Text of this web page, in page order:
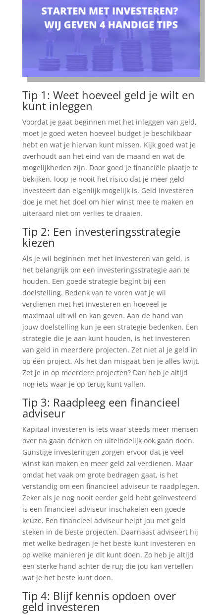
Tip 1: Weet hoeveel geld je wilt en
kunt inleggen
Voordat je gaat beginnen met het inleggen van geld,
moet je goed weten hoeveel budget je beschikbaar
hebt en wat je hiervan kunt missen. Kijk goed wat je
overhoudt aan het eind van de maand en wat de
mogelijkheden zijn. Door goed je financiële plaatje te
bekijken, loop je nooit het risico dat je meer geld
investeert dan eigenlijk mogelijk is. Geld investeren
doe je met het doel om hier winst mee te maken en
uiteraard niet om verlies te draaien.
Tip 2: Een investeringsstrategie
kiezen
Als je wil beginnen met het investeren van geld, is
het belangrijk om een investeringsstrategie aan te
houden. Een goede strategie begint bij een
doelstelling. Bedenk van te voren wat je wil
verdienen met het investeren en hoeveel je
maximaal uit wil en kan geven. Aan de hand van
jouw doelstelling kun je een strategie bedenken. Een
strategie die je aan kunt houden, is het investeren
van geld in meerdere projecten. Zet niet al je geld in
op één project. Als het dan misgaat ben je alles kwijt.
Zet je in op meerdere projecten? Dan heb je altijd
nog iets waar je op terug kunt vallen.
Tip 3: Raadpleeg een financieel
adviseur
Kapitaal investeren is iets waar steeds meer mensen
over na gaan denken en uiteindelijk ook gaan doen.
Gunstige investeringen zorgen ervoor dat je veel
winst kan maken en meer geld zal verdienen. Maar
omdat het vaak om grote bedragen gaat, is het
verstandig om een financieel adviseur te raadplegen.
Zeker als je nog nooit eerder geld hebt geïnvesteerd
is een financieel adviseur inschakelen een goede
keuze. Een financieel adviseur helpt jou met geld
steken in de beste projecten. Daarnaast adviseert hij
met welke bedragen je het beste kunt investeren en
op welke manieren je dit kunt doen. Zo heb je altijd
een sterke hand achter de rug die jou kan vertellen
wat je het beste kunt doen.
Tip 4: Blijf kennis opdoen over
geld investeren